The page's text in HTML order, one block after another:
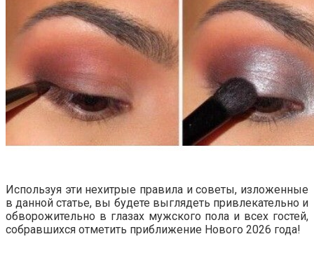
Используя эти нехитрые правила и советы, изложенные
в данной статье, вы будете выглядеть привлекательно и
обворожительно в глазах мужского пола и всех гостей,
собравшихся отметить приближение Нового 2026 года!